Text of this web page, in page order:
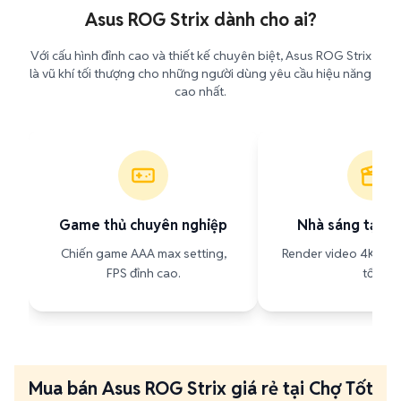
Asus ROG Strix dành cho ai?
Với cấu hình đỉnh cao và thiết kế chuyên biệt, Asus ROG Strix
là vũ khí tối thượng cho những người dùng yêu cầu hiệu năng
cao nhất.
Game thủ chuyên nghiệp
Chiến game AAA max setting,
FPS đỉnh cao.
Nhà sáng tạo
Render video 4K, đồ
tốc.
Mua bán Asus ROG Strix giá rẻ tại Chợ Tốt